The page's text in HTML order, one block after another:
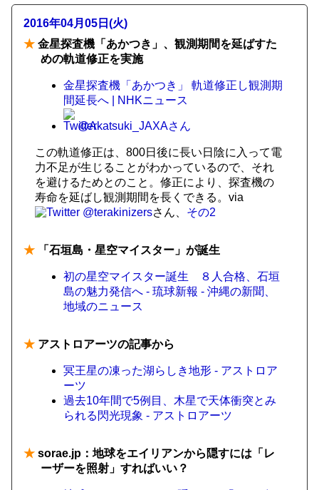
2016年04月05日(火)
★ 金星探査機「あかつき」、観測期間を延ばすた
めの軌道修正を実施
金星探査機「あかつき」 軌道修正し観測期
間延長へ | NHKニュース
@Akatsuki_JAXAさん
この軌道修正は、800日後に長い日陰に入って電
力不足が生じることがわかっているので、それ
を避けるためとのこと。修正により、探査機の
寿命を延ばし観測期間を長くできる。via
@terakinizersさん、 その2
★ 「石垣島・星空マイスター」が誕生
初の星空マイスター誕生 ８人合格、石垣
島の魅力発信へ - 琉球新報 - 沖縄の新聞、
地域のニュース
★ アストロアーツの記事から
冥王星の凍った湖らしき地形 - アストロア
ーツ
過去10年間で5例目、木星で天体衝突とみ
られる閃光現象 - アストロアーツ
★ sorae.jp：地球をエイリアンから隠すには「レ
ーザーを照射」すればいい？